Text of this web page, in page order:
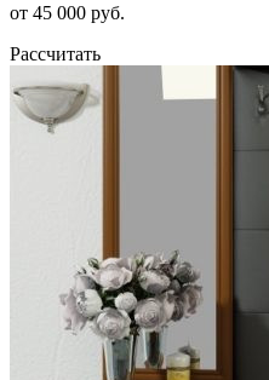
от 45 000 руб.
Рассчитать